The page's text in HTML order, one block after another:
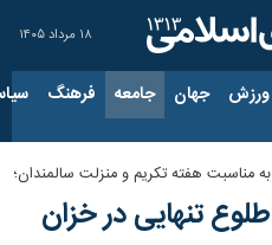
۱۸ مرداد ۱۴۰۵
ورزش جهان جامعه فرهنگ
به مناسبت هفته تکریم و منزلت سالمندان؛
طلوع تنهایی در خزان